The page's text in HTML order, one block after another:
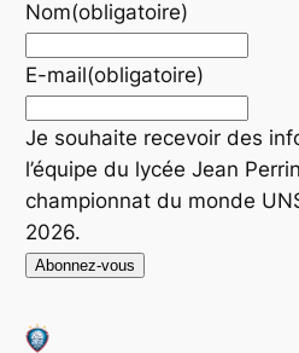
Nom(obligatoire)
E-mail(obligatoire)
Je souhaite recevoir des
l’équipe du lycée Jean
championnat du monde
2026.
Abonnez-vous